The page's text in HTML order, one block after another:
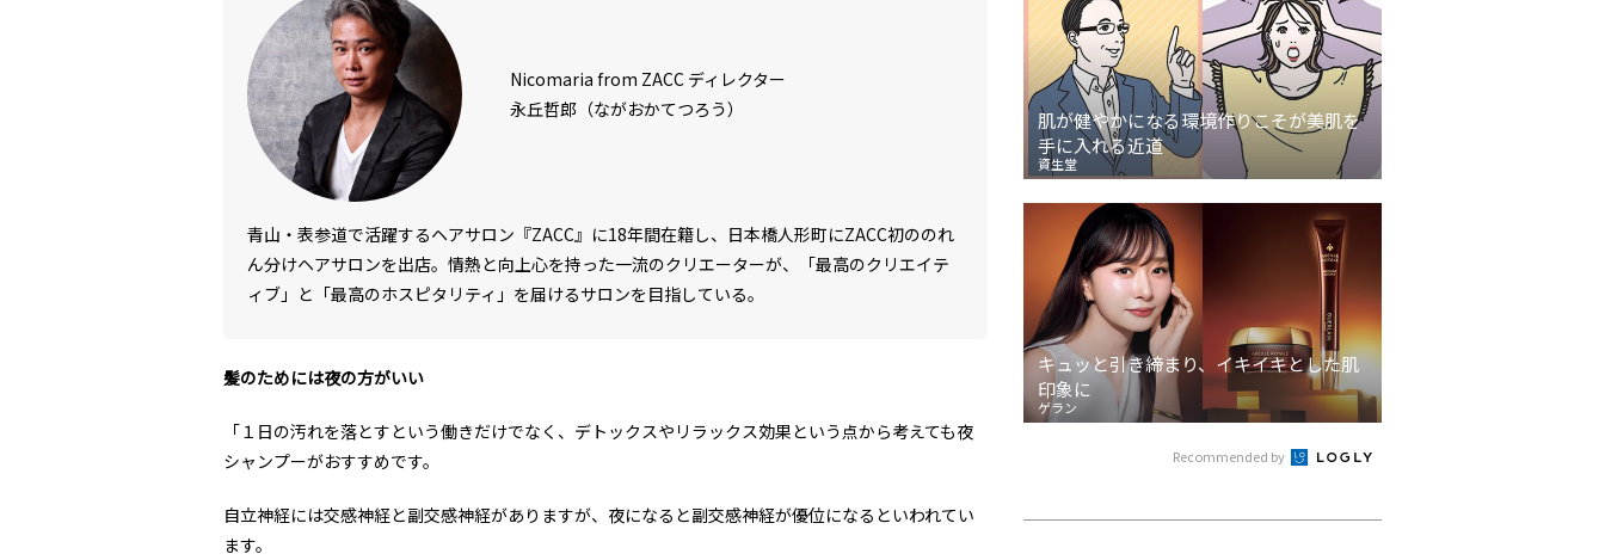
Nicomaria from ZACC ディレクター
永丘哲郎（ながおかてつろう）
青山・表参道で活躍するヘアサロン『ZACC』に18年間在籍し、日本橋人形町にZACC初ののれ
ん分けヘアサロンを出店。情熱と向上心を持った一流のクリエーターが、「最高のクリエイテ
ィブ」と「最高のホスピタリティ」を届けるサロンを目指している。
髪のためには夜の方がいい
「１日の汚れを落とすという働きだけでなく、デトックスやリラックス効果という点から考えても夜
シャンプーがおすすめです。
自立神経には交感神経と副交感神経がありますが、夜になると副交感神経が優位になるといわれてい
ます。
肌が健やかになる環境作りこそが美肌を
手に入れる近道
資生堂
キュッと引き締まり、イキイキとした肌
印象に
ゲラン
Recommended by